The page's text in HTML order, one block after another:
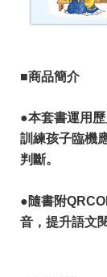
■商品簡介
●本套書運用
訓練孩子臨機
判斷。
●隨書附
音，提升語文